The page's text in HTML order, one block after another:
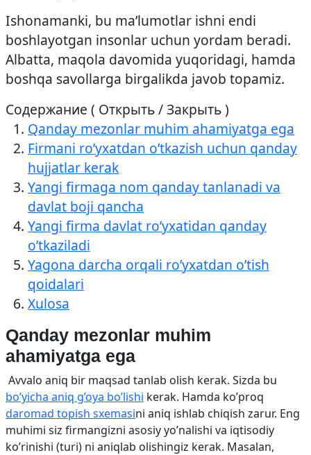
Ishonamanki, bu ma’lumotlar ishni endi
boshlayotgan insonlar uchun yordam beradi.
Albatta, maqola davomida yuqoridagi, hamda
boshqa savollarga birgalikda javob topamiz.
Содержание ( Открыть / Закрыть )
Qanday mezonlar muhim ahamiyatga ega
Firmani ro’yxatdan o’tkazish uchun qanday
hujjatlar kerak
Yangi firmaga nom qanday tanlanadi va
davlat boji qancha
Yangi firma davlat ro’yxatidan qanday
o’tkaziladi
Yagona darcha orqali ro’yxatdan o’tish
qoidalari
Xulosa
Qanday mezonlar muhim
ahamiyatga ega
Avvalo aniq bir maqsad tanlab olish kerak. Sizda bu
bo’yicha aniq g’oya bo’lishi kerak. Hamda ko’proq
daromad topish sxemasini aniq ishlab chiqish zarur. Eng
muhimi siz firmangizni asosiy yo’nalishi va iqtisodiy
ko’rinishi (turi) ni aniqlab olishingiz kerak. Masalan,